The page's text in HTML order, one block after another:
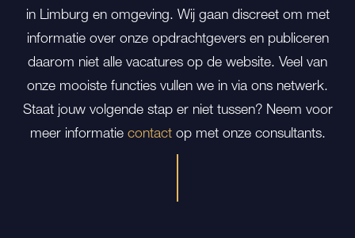
in Limburg en omgeving. Wij gaan discreet om met
informatie over onze opdrachtgevers en publiceren
daarom niet alle vacatures op de website. Veel van
onze mooiste functies vullen we in via ons netwerk.
Staat jouw volgende stap er niet tussen? Neem voor
meer informatie contactop met onze consultants.